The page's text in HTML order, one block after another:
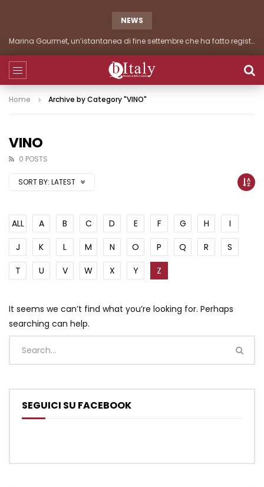
NEWS
Marina Gourmet, un’istantanea di fine settembre che ha fatto registrare importanti presenze
Home Archive by Category "VINO"
VINO
0 POSTS
SORT BY: LATEST
ALL A B C D E F G H
I
J
K L M N O P Q R
S
T
U V W X Y Z
It seems we can’t find what you’re looking for. Perhaps
searching can help.
SEGUICI SU FACEBOOK